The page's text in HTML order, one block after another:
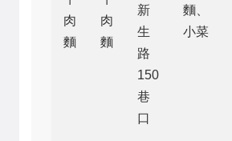
肉
麵
肉
麵
新
生
路
150
巷
口
麵、
小菜